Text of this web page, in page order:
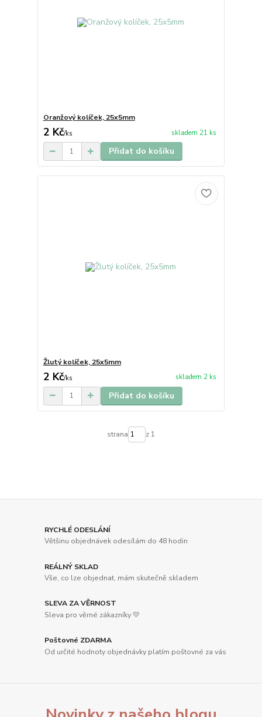
Oranžový kolíček, 25x5mm
2 Kč/ks skladem 21 ks
Přidat do košíku
Žlutý kolíček, 25x5mm
2 Kč/ks skladem 2 ks
Přidat do košíku
strana z 1
RYCHLÉ ODESLÁNÍ
Většinu objednávek odesílám do 48 hodin
REÁLNÝ SKLAD
Vše, co lze objednat, mám skutečně skladem
SLEVA ZA VĚRNOST
Sleva pro věrné zákazníky 💛
Poštovné ZDARMA
Od určité hodnoty objednávky platím poštovné za vás